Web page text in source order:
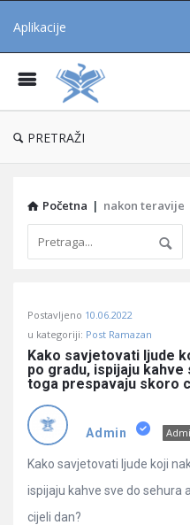
Aplikacije
PRETRAŽI
Početna | nakon teravije
Učene
Latest
Pitanja
Postavljeno 10.06.2022
u kategoriji: Post Ramazan
Kako savjetovati ljude
po gradu, ispijaju
toga prespavaju skoro
Admin
Kako savjetovati ljude koji
ispijaju kahve sve do sehura
cijeli dan?